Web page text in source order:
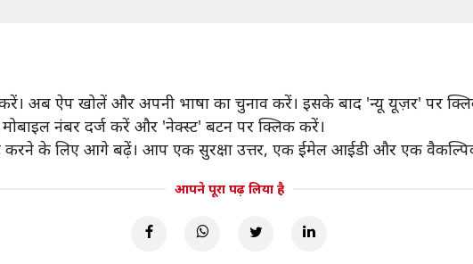
अब ऐप खोलें और अपनी भाषा का चुनाव करें। इसके बाद 'न्यू यूज़र' पर
मोबाइल नंबर दर्ज करें और 'नेक्स्ट' बटन पर क्लिक करें।
करने के लिए आगे बढ़ें। आप एक सुरक्षा उत्तर, एक ईमेल आईडी और एक
आपने पूरा पढ़ लिया है